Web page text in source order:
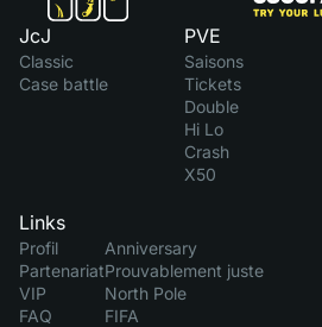
JcJ
Classic
Case battle
PVE
Saisons
Tickets
Double
Hi Lo
Crash
X50
Links
Profil
Partenariat
VIP
FAQ
Anniversary
Prouvablement juste
North Pole
FIFA